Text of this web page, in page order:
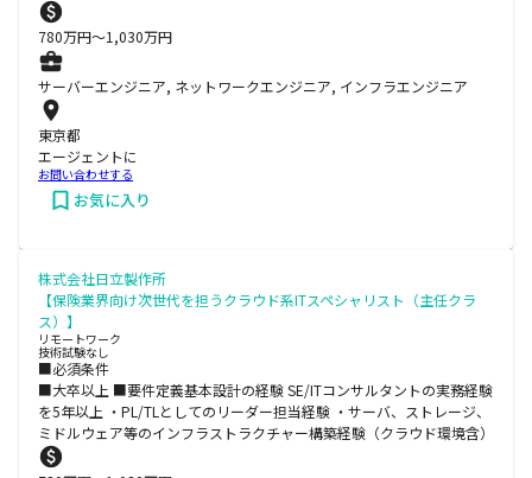
780万円〜1,030万円
サーバーエンジニア, ネットワークエンジニア, インフラエンジニア
東京都
エージェントに
お問い合わせする
お気に入り
株式会社日立製作所
【保険業界向け次世代を担うクラウド系ITスペシャリスト（主任クラ
ス）】
リモートワーク
技術試験なし
■必須条件
■大卒以上 ■要件定義基本設計の経験 SE/ITコンサルタントの実務経験
を5年以上 ・PL/TLとしてのリーダー担当経験 ・サーバ、ストレージ、
ミドルウェア等のインフラストラクチャー構築経験（クラウド環境含）